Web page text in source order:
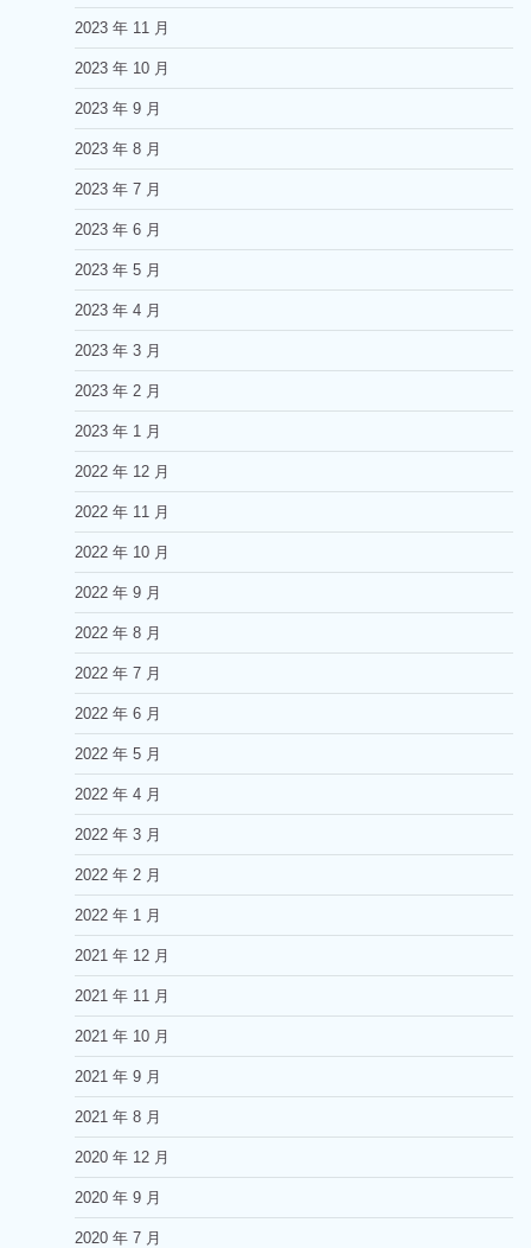
2023 年 11 月
2023 年 10 月
2023 年 9 月
2023 年 8 月
2023 年 7 月
2023 年 6 月
2023 年 5 月
2023 年 4 月
2023 年 3 月
2023 年 2 月
2023 年 1 月
2022 年 12 月
2022 年 11 月
2022 年 10 月
2022 年 9 月
2022 年 8 月
2022 年 7 月
2022 年 6 月
2022 年 5 月
2022 年 4 月
2022 年 3 月
2022 年 2 月
2022 年 1 月
2021 年 12 月
2021 年 11 月
2021 年 10 月
2021 年 9 月
2021 年 8 月
2020 年 12 月
2020 年 9 月
2020 年 7 月